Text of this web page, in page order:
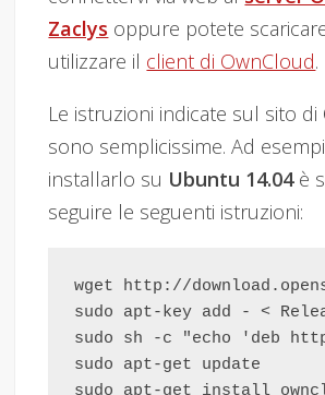
Zaclys oppure potete
utilizzare il client di OwnCloud.
Le istruzioni indicate sul sito di
sono semplicissime. Ad
installarlo su Ubuntu 14.04è
seguire le seguenti istruzioni:
wget http://
sudo apt-key add - <
sudo sh -c "echo 'deb
sudo apt-get update